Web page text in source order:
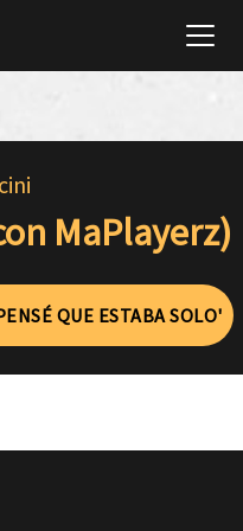
MaPlayerz)
QUE ESTABA SOLO'